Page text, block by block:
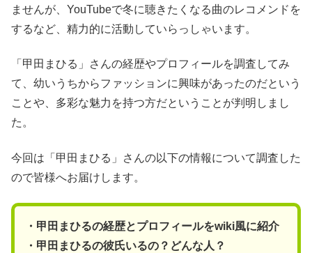
ませんが、YouTubeで冬に聴きたくなる曲のレコメンドを
するなど、精力的に活動していらっしゃいます。
「甲田まひる」さんの経歴やプロフィールを調査してみ
て、幼いうちからファッションに興味があったのだという
ことや、多彩な魅力を持つ方だということが判明しまし
た。
今回は「甲田まひる」さんの以下の情報について調査した
ので皆様へお届けします。
・甲田まひるの経歴とプロフィールをwiki風に紹介
・甲田まひるの彼氏いるの？どんな人？